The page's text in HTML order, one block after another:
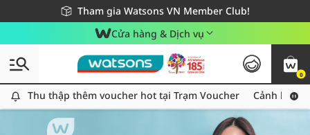
Tham gia Watsons VN Member Club!
Miễn phí giao hàng cho đơn hàng từ 249,000Đ
Giao hàng nhanh 24h - Áp dụng khu vực TP. Hồ Chí Minh
Cửa hàng & Dịch vụ
0
Thu thập thêm voucher hot tại Trạm Voucher
Thu thập thêm voucher hot tại Trạm Voucher Cảnh báo
Tag:mahong1 item(s) found